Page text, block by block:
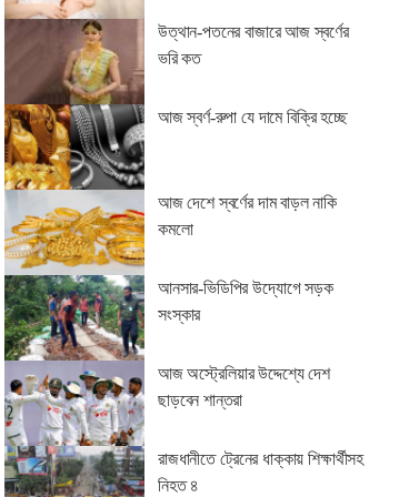
উত্থান-পতনের বাজারে আজ স্বর্ণের
ভরি কত
আজ স্বর্ণ-রুপা যে দামে বিক্রি হচ্ছে
আজ দেশে স্বর্ণের দাম বাড়ল নাকি
কমলো
আনসার-ভিডিপির উদ্যোগে সড়ক
সংস্কার
আজ অস্ট্রেলিয়ার উদ্দেশ্যে দেশ
ছাড়বেন শান্তরা
রাজধানীতে ট্রেনের ধাক্কায় শিক্ষার্থীসহ
নিহত ৪